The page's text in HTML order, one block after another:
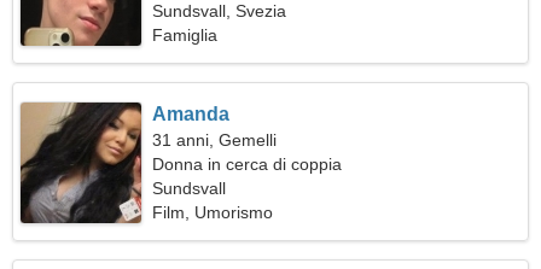
Sundsvall, Svezia
Famiglia
Amanda
31 anni, Gemelli
Donna in cerca di coppia
Sundsvall
Film, Umorismo